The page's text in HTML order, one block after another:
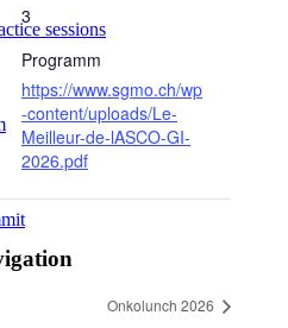
sessions
3
Programm
https://www.sgmo.ch/wp
-content/uploads/Le-
Meilleur-de-lASCO-GI-
2026.pdf
Onkolunch 2026